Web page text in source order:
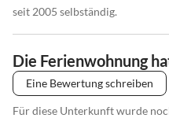
seit 2005 selbständig.
Die Ferienwohnung
Eine Bewertung schreiben
Für diese Unterkunft wurde